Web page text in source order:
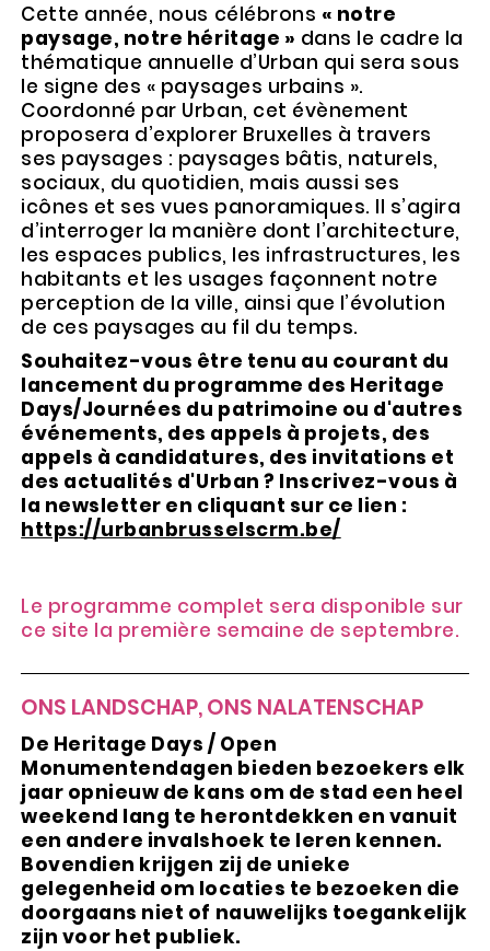
Cette année, nous célébrons « notre
paysage, notre héritage » dans le cadre la
thématique annuelle d’Urban qui sera sous
le signe des « paysages urbains ».
Coordonné par Urban, cet évènement
proposera d’explorer Bruxelles à travers
ses paysages : paysages bâtis, naturels,
sociaux, du quotidien, mais aussi ses
icônes et ses vues panoramiques. Il s’agira
d’interroger la manière dont l’architecture,
les espaces publics, les infrastructures, les
habitants et les usages façonnent notre
perception de la ville, ainsi que l’évolution
de ces paysages au fil du temps.
Souhaitez-vous être tenu au courant du
lancement du programme des Heritage
Days/Journées du patrimoine ou d'autres
événements, des appels à projets, des
appels à candidatures, des invitations et
des actualités d'Urban ? Inscrivez-vous à
la newsletter en cliquant sur ce lien :
https://urbanbrusselscrm.be/
Le programme complet sera disponible sur
ce site la première semaine de septembre.
ONS LANDSCHAP, ONS NALATENSCHAP
De Heritage Days / Open
Monumentendagen bieden bezoekers elk
jaar opnieuw de kans om de stad een heel
weekend lang te herontdekken en vanuit
een andere invalshoek te leren kennen.
Bovendien krijgen zij de unieke
gelegenheid om locaties te bezoeken die
doorgaans niet of nauwelijks toegankelijk
zijn voor het publiek.